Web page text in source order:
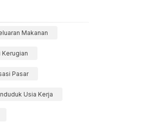
Makanan
Kerugian
Pasar
Usia Kerja